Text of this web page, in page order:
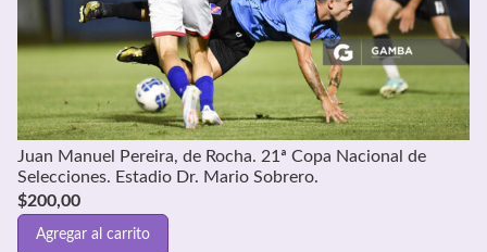
Juan Manuel Pereira, de Rocha. 21ª Copa Nacional de
Selecciones. Estadio Dr. Mario Sobrero.
$200,00
Agregar al carrito